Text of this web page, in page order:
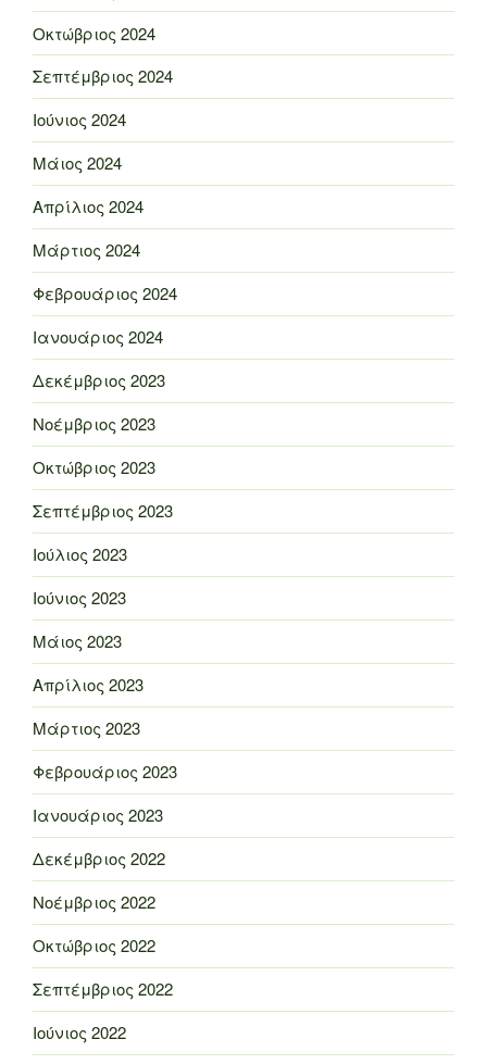
Οκτώβριος 2024
Σεπτέμβριος 2024
Ιούνιος 2024
Μάιος 2024
Απρίλιος 2024
Μάρτιος 2024
Φεβρουάριος 2024
Ιανουάριος 2024
Δεκέμβριος 2023
Νοέμβριος 2023
Οκτώβριος 2023
Σεπτέμβριος 2023
Ιούλιος 2023
Ιούνιος 2023
Μάιος 2023
Απρίλιος 2023
Μάρτιος 2023
Φεβρουάριος 2023
Ιανουάριος 2023
Δεκέμβριος 2022
Νοέμβριος 2022
Οκτώβριος 2022
Σεπτέμβριος 2022
Ιούνιος 2022